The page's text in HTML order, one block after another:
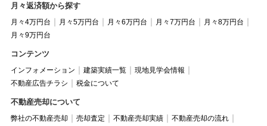
月々返済額から探す
月々4万円台 月々5万円台 月々6万円台 月々7万円台
月々8万円台
月々9万円台
コンテンツ
インフォメーション 建築実績一覧
現地見学会情報
不動産広告チラシ
税金について
不動産売却について
弊社の不動産売却 売却査定 不動産売却実績
不動産売却の流れ